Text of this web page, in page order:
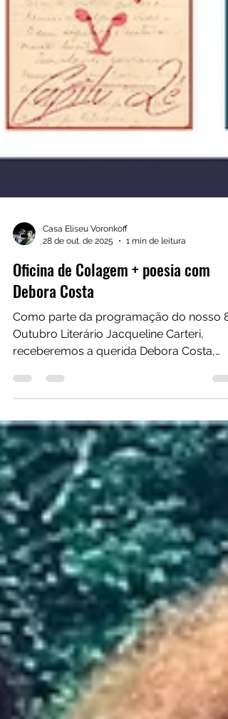
Casa Eliseu Voronkoff
28 de out. de 2025
Oficina de Colagem + poesia com
Debora Costa
Como parte da programação do nosso 8º
com sua oficina Colagem + poesia. A
proposta da oficina é a experimentação
livre de arte da colagem manual e da
poesia. Nela você poderá dar vazão a sua
criatividade e expressão. Sobre a
condutora: Debora Costa é poetisa,
colagista e psicóloga da educação,
psicopedagoga, terapeuta integrativa e
arteterapeuta. Enxerga a arte como via de
libertação humana, expressão d